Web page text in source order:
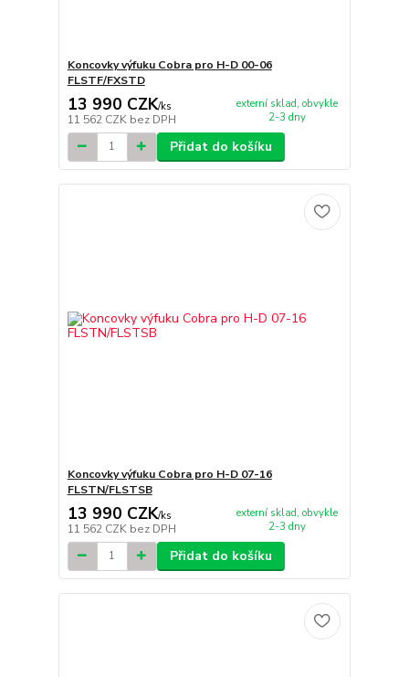
Koncovky výfuku Cobra pro H-D 00-06
FLSTF/FXSTD
13 990 CZK/ks
11 562 CZK bez DPH
externí sklad, obvykle
2-3 dny
Přidat do košíku
Koncovky výfuku Cobra pro H-D 07-16
FLSTN/FLSTSB
13 990 CZK/ks
11 562 CZK bez DPH
externí sklad, obvykle
2-3 dny
Přidat do košíku